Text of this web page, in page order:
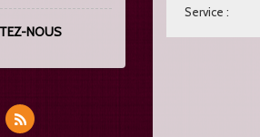
NOUS
Service :